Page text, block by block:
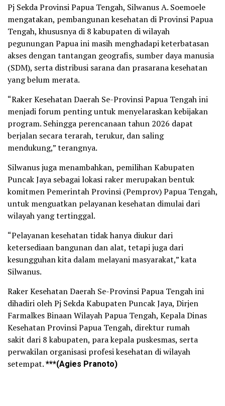
Pj Sekda Provinsi Papua Tengah, Silwanus A. Soemoele
mengatakan, pembangunan kesehatan di Provinsi Papua
Tengah, khususnya di 8 kabupaten di wilayah
pegunungan Papua ini masih menghadapi keterbatasan
akses dengan tantangan geografis, sumber daya manusia
(SDM), serta distribusi sarana dan prasarana kesehatan
yang belum merata.
“Raker Kesehatan Daerah Se-Provinsi Papua Tengah ini
menjadi forum penting untuk menyelaraskan kebijakan
program. Sehingga perencanaan tahun 2026 dapat
berjalan secara terarah, terukur, dan saling
mendukung,” terangnya.
Silwanus juga menambahkan, pemilihan Kabupaten
Puncak Jaya sebagai lokasi raker merupakan bentuk
komitmen Pemerintah Provinsi (Pemprov) Papua Tengah,
untuk menguatkan pelayanan kesehatan dimulai dari
wilayah yang tertinggal.
“Pelayanan kesehatan tidak hanya diukur dari
ketersediaan bangunan dan alat, tetapi juga dari
kesungguhan kita dalam melayani masyarakat,” kata
Silwanus.
Raker Kesehatan Daerah Se-Provinsi Papua Tengah ini
dihadiri oleh Pj Sekda Kabupaten Puncak Jaya, Dirjen
Farmalkes Binaan Wilayah Papua Tengah, Kepala Dinas
Kesehatan Provinsi Papua Tengah, direktur rumah
sakit dari 8 kabupaten, para kepala puskesmas, serta
perwakilan organisasi profesi kesehatan di wilayah
setempat.***(Agies Pranoto)